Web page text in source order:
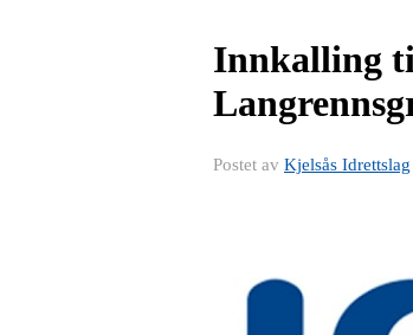
Innkalling
Postet av Kjelsås Idrettslag